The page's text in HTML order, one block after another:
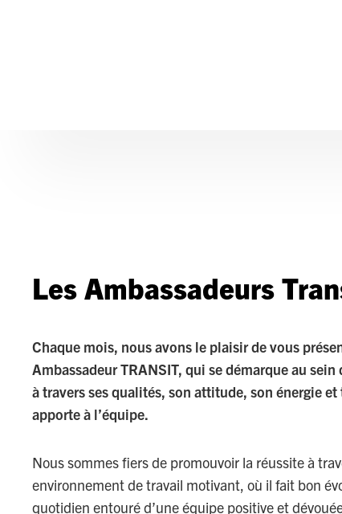
Les Ambassadeurs
Chaque mois, nous avons le plaisir de vous
Ambassadeur TRANSIT, qui se démarque au sein
à travers ses qualités, son attitude, son énergie et
apporte à l’équipe.
Nous sommes fiers de promouvoir la réussite à
environnement de travail motivant, où il fait bon
quotidien entouré d’une équipe positive et